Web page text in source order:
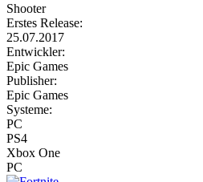
Shooter
Erstes Release:
25.07.2017
Entwickler:
Epic Games
Publisher:
Epic Games
Systeme:
PC
PS4
Xbox One
PC